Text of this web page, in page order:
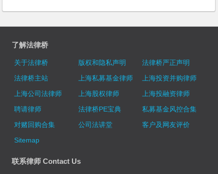
了解法律桥
关于法律桥 版权和隐私声明
法律桥严正声明
法律桥主站
上海私募基金律师
上海投资并购律师
上海公司法律师
上海股权律师
上海投融资律师
聘请律师
法律桥PE宝典
私募基金风控合集
对赌回购合集
公司法讲堂
客户及网友评价
Sitemap
联系律师 Contact Us